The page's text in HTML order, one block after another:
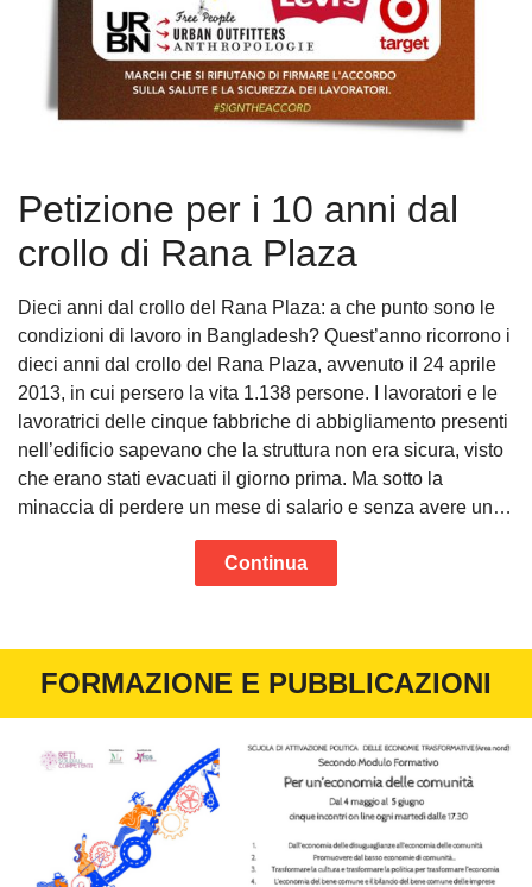
Petizione per i 10 anni dal
crollo di Rana Plaza
Dieci anni dal crollo del Rana Plaza: a che punto sono le
condizioni di lavoro in Bangladesh? Quest’anno ricorrono i
dieci anni dal crollo del Rana Plaza, avvenuto il 24 aprile
2013, in cui persero la vita 1.138 persone. I lavoratori e le
lavoratrici delle cinque fabbriche di abbigliamento presenti
nell’edificio sapevano che la struttura non era sicura, visto
che erano stati evacuati il giorno prima. Ma sotto la
minaccia di perdere un mese di salario e senza avere un…
Continua
FORMAZIONE E PUBBLICAZIONI